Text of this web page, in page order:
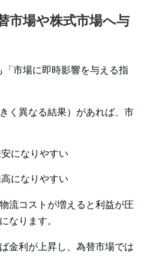
市場や株式市場へ与
「市場に即時影響を与える指
く異なる結果）があれば、市
になりやすい
になりやすい
流コストが増えると利益が圧
なります。
金利が上昇し、為替市場では